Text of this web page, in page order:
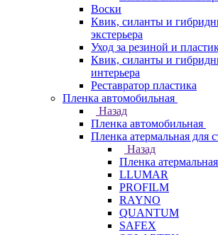
Воски
Квик, силанты и
экстерьера
Уход за резиной и
Квик, силанты и
интерьера
Реставратор пластика
Пленка автомобильная
Назад
Пленка автомобильная
Пленка атермальная для
Назад
Пленка
LLUMAR
PROFILM
RAYNO
QUANTUM
SAFEX